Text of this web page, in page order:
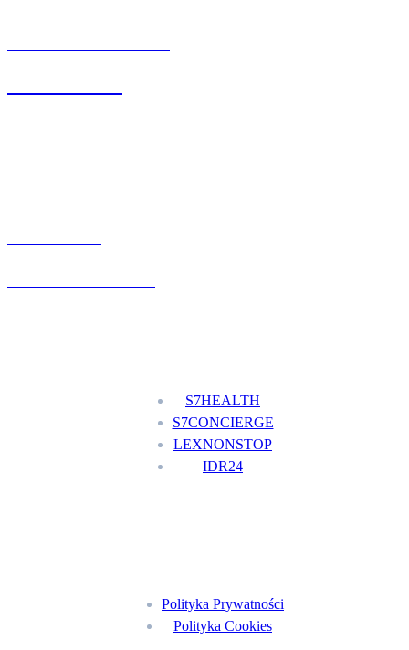
S7HEALTH
S7CONCIERGE
LEXNONSTOP
IDR24
Polityka Prywatności
Polityka Cookies